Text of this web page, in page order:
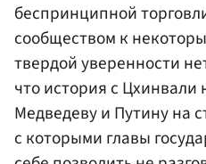
беспринципной
сообществом к
твердой уверенности
что история с Цхинвали
Медведеву и Путину на
с которыми главы